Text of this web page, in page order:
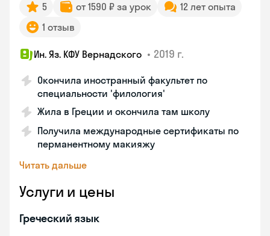
5 от 1590 ₽ за урок
12 лет опыта
1 отзыв
Ин. Яз. КФУ Вернадского • 2019 г.
Окончила иностранный факультет по
специальности 'филология'
Жила в Греции и окончила там школу
Получила международные сертификаты по
перманентному макияжу
Читать дальше
Услуги и цены
Греческий язык